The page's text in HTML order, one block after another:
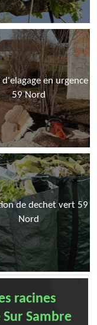
en urgence
59 Nord
de dechet vert 59
Nord
racines
Sambre